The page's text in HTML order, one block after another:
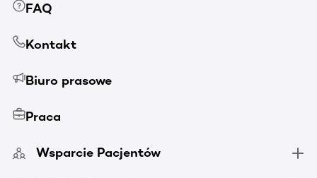
FAQ
Kontakt
Biuro prasowe
Praca
Wsparcie Pacjentów